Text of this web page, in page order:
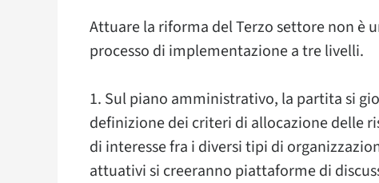
Attuare la riforma del Terzo settore non è
processo di implementazione a tre livelli.
1. Sul piano amministrativo, la partita si
definizione dei criteri di allocazione delle
di interesse fra i diversi tipi di
attuativi si creeranno piattaforme di